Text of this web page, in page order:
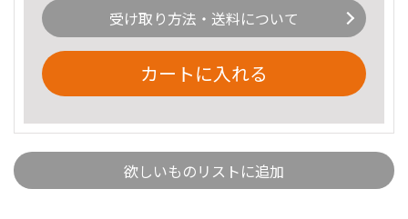
受け取り方法・送料について
カートに入れる
欲しいものリストに追加